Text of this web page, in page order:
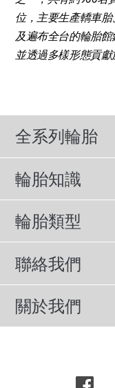
位，主要生產轎車
及遍布全台的輪胎
並透過多樣形態貢獻
全系列輪胎
輪胎知識
View All Vehicle
BMW 輪胎
Chevrolet 輪胎
Honda 輪胎
Nissan 輪胎
輪胎類型
所有輪胎
性能胎
節能胎
聯絡我們
諮詢服務
隱私權政策
關於我們